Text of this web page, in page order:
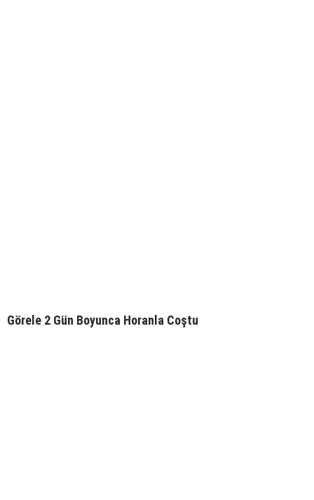
Görele 2 Gün Boyunca Horanla Coştu